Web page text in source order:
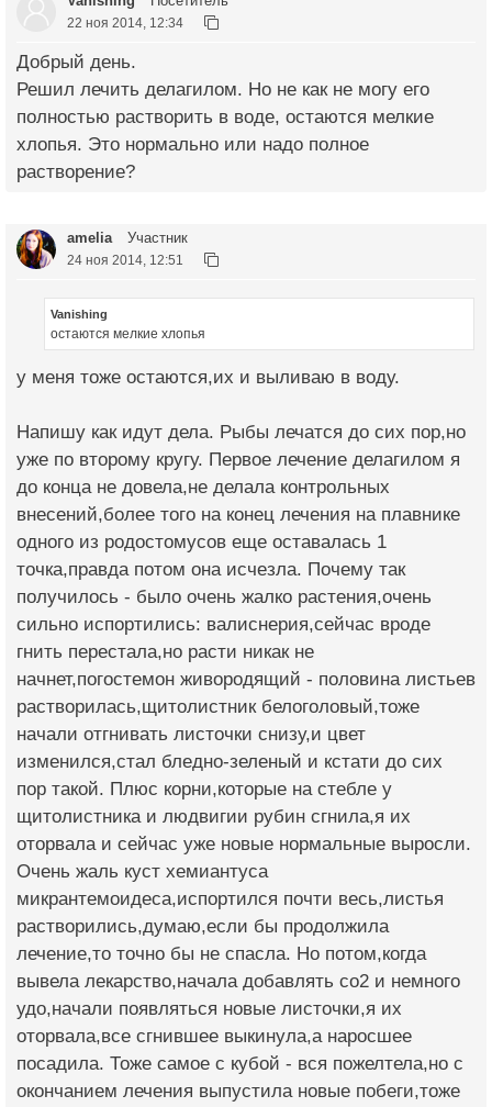
22 ноя 2014, 12:34
Добрый день.
Решил лечить делагилом. Но не как не могу его
полностью растворить в воде, остаются мелкие
хлопья. Это нормально или надо полное
растворение?
amelia Участник
24 ноя 2014, 12:51
Vanishing
остаются мелкие хлопья
у меня тоже остаются,их и выливаю в воду.
Напишу как идут дела. Рыбы лечатся до сих пор,но
уже по второму кругу. Первое лечение делагилом я
до конца не довела,не делала контрольных
внесений,более того на конец лечения на плавнике
одного из родостомусов еще оставалась 1
точка,правда потом она исчезла. Почему так
получилось - было очень жалко растения,очень
сильно испортились: валиснерия,сейчас вроде
гнить перестала,но расти никак не
начнет,погостемон живородящий - половина листьев
растворилась,щитолистник белоголовый,тоже
начали отгнивать листочки снизу,и цвет
изменился,стал бледно-зеленый и кстати до сих
пор такой. Плюс корни,которые на стебле у
щитолистника и людвигии рубин сгнила,я их
оторвала и сейчас уже новые нормальные выросли.
Очень жаль куст хемиантуса
микрантемоидеса,испортился почти весь,листья
растворились,думаю,если бы продолжила
лечение,то точно бы не спасла. Но потом,когда
вывела лекарство,начала добавлять со2 и немного
удо,начали появляться новые листочки,я их
оторвала,все сгнившее выкинула,а наросшее
посадила. Тоже самое с кубой - вся пожелтела,но с
окончанием лечения выпустила новые побеги,тоже